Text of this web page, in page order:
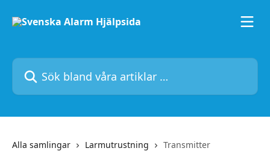
Sök bland våra artiklar …
Alla samlingar Larmutrustning Transmitter